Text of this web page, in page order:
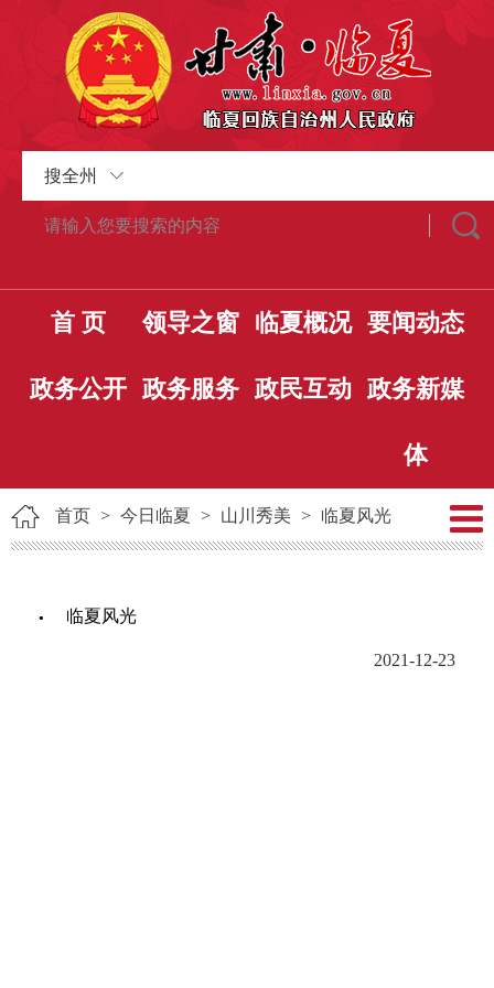
搜全州
首 页 领导之窗 临夏概况 要闻动态
政务公开 政务服务 政民互动 政务新媒
体
首页 > 今日临夏 > 山川秀美 > 临夏风光
临夏风光
2021-12-23